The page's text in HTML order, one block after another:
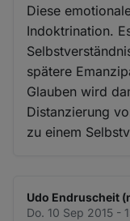
Diese
Indoktrination.
spätere
Glauben wird
Distanzierung
zu einem
Udo Endruscheit
Do. 10 Sep 2015 -